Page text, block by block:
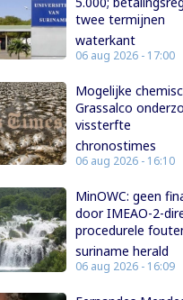
twee termijnen
waterkant
06 aug 2026 - 17:00
Mogelijke
Grassalco
vissterfte
chronostimes
06 aug 2026 - 16:10
MinOWC: geen
door IMEAO-2-
procedurele
suriname herald
06 aug 2026 - 16:09